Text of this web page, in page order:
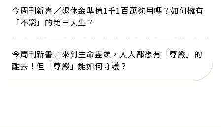
今周刊新書／退休金準備1千1百萬夠用嗎？如何擁有
「不窮」的第三人生？
今周刊新書／來到生命盡頭，人人都想有「尊嚴」的
離去！但「尊嚴」能如何守護？